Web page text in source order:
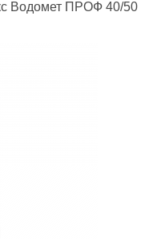
Водомет ПРОФ 40/50